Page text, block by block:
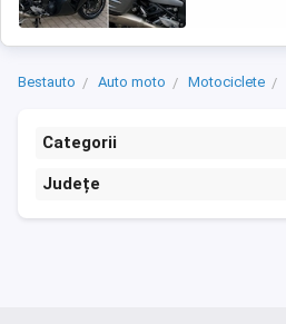
Bestauto Auto moto Motociclete
Categorii
Județe